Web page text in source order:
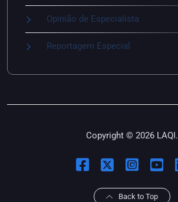
Opinião de Especialista
Reportagem Especial
Copyright © 2026 LAQI.
Back to Top